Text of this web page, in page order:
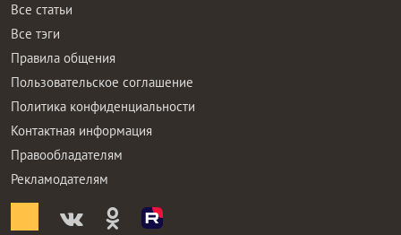
Все статьи
Все тэги
Правила общения
Пользовательское соглашение
Политика конфиденциальности
Контактная информация
Правообладателям
Рекламодателям